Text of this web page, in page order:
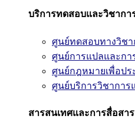
บริการทดสอบและวิชากา
ศูนย์ทดสอบทางวิชา
ศูนย์การแปลและกา
ศูนย์กฎหมายเพื่อป
ศูนย์บริการวิชากา
สารสนเทศและการสื่อสาร